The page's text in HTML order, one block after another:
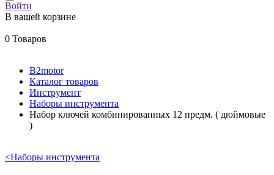
Войти
В вашей корзине
0 Товаров
B2motor
Каталог товаров
Инструмент
Наборы инструмента
Набор ключей комбинированных 12 предм. ( дюймовые
)
<Наборы инструмента